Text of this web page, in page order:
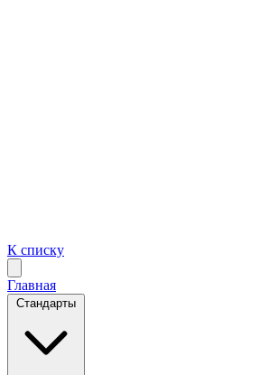
К списку
Главная
Стандарты